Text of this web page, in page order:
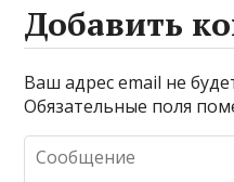
Добавить
Ваш адрес email не
Обязательные поля